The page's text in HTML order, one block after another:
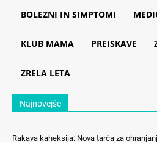
BOLEZNI IN SIMPTOMI
KLUB MAMA PREISKAVE
ZRELA LETA
Najnovejše
Rakava kaheksija: Nova tarča za